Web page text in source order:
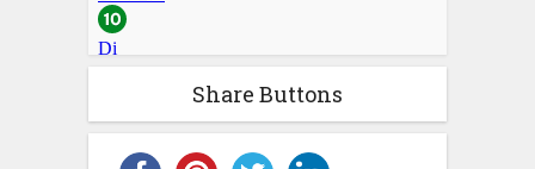
Share Buttons